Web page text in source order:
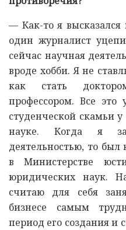
— Как-то я
один журналист
сейчас научная
вроде хобби. Я не
как стать
профессором. Все
студенческой скамьи
науке. Когда я
деятельностью, то был
в Министерстве
юридических наук.
считаю для себя
бизнесе самым
период его создания и